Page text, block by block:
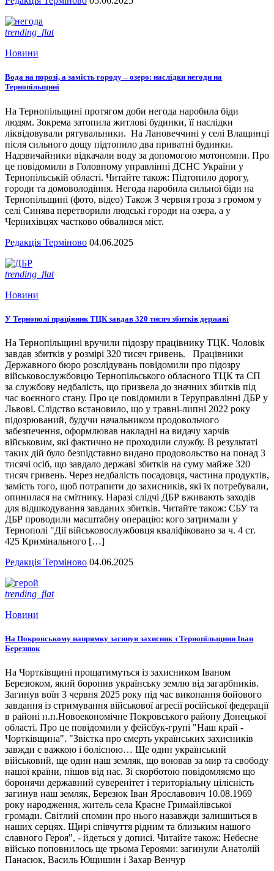
trending_flat
Новини
Вода на порозі, а замість городу – озеро: наслідки негоди на
Тернопільщині
На Тернопільщині протягом доби негода наробила біди
людям. Зокрема затопила житлові будинки, її наслідки
ліквідовували рятувальники. На Лановеччині у селі Влащинці
після сильного дощу підтопило два приватні будинки.
Надзвичайники відкачали воду за допомогою мотопомпи. Про
це повідомили в Головному управлінні ДСНС України у
Тернопільській області. Читайте також: Підтопило дорогу,
городи та домоволодіння. Негода наробила сильної біди на
Тернопільщині (фото, відео) Також 3 червня гроза з громом у
селі Синява перетворили людські городи на озера, а у
Чернихівцях частково обвалився міст.
Редакція Терміново 04.06.2025
trending_flat
Новини
У Тернополі працівник ТЦК завдав 320 тисяч збитків державі
На Тернопільщині вручили підозру працівнику ТЦК. Чоловік
завдав збитків у розмірі 320 тисяч гривень. Працівники
Державного бюро розслідувань повідомили про підозру
військовослужбовцю Тернопільського обласного ТЦК та СП
за службову недбалість, що призвела до значних збитків під
час воєнного стану. Про це повідомили в Теруправлінні ДБР у
Львові. Слідство встановило, що у травні-липні 2022 року
підозрюваний, будучи начальником продовольчого
забезпечення, оформлював накладні на видачу харчів
військовим, які фактично не проходили службу. В результаті
таких дій було безпідставно видано продовольство на понад 3
тисячі осіб, що завдало державі збитків на суму майже 320
тисяч гривень. Через недбалість посадовця, частина продуктів,
замість того, щоб потрапити до захисників, які їх потребували,
опинилася на смітнику. Наразі слідчі ДБР вживають заходів
для відшкодування завданих збитків. Читайте також: СБУ та
ДБР проводили масштабну операцію: кого затримали у
Тернополі "Дії військовослужбовця кваліфіковано за ч. 4 ст.
425 Кримінального […]
Редакція Терміново 04.06.2025
trending_flat
Новини
На Покровському напрямку загинув захисник з Тернопільщини Іван
Березнюк
На Чортківщині прощатимуться із захисником Іваном
Березюком, який боронив українську землю від загарбників.
Загинув воїн 3 червня 2025 року під час виконання бойового
завдання із стримування військової агресії російської федерації
в районі н.п.Новоекономічне Покровського району Донецької
області. Про це повідомили у фейсбук-групі "Наш край -
Чортківщина". "Звістка про смерть українських захисників
завжди є важкою і болісною… Ще один український
військовий, ще один наш земляк, що воював за мир та свободу
нашої країни, пішов від нас. Зі скорботою повідомляємо що
боронячи державний суверенітет і територіальну цілісність
загинув наш земляк, Березюк Іван Ярославович 10.08.1969
року народження, житель села Красне Гримайлівської
громади. Світлий спомин про нього назавжди залишиться в
наших серцях. Щирі співчуття рідним та близьким нашого
славного Героя", - йдеться у дописі. Читайте також: Небесне
військо поповнилось ще трьома Героями: загинули Анатолій
Панасюк, Василь Ющишин і Захар Венчур